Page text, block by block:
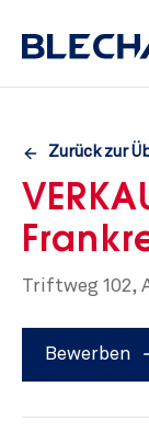
Zurück zur
Triftweg 102,
Bewerben